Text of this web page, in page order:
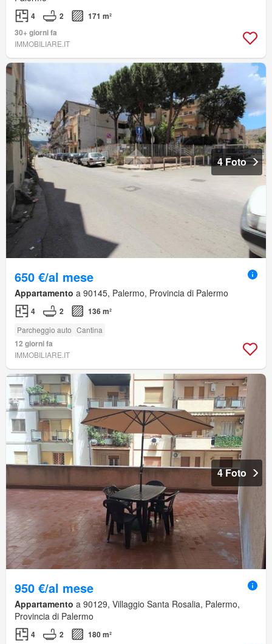
4 2
171 m²
30+ giorni fa
IMMOBILIARE.IT
4 Foto
650 €/al mese
Appartamento a 90145, Palermo, Provincia di Palermo
4 2 136 m²
Parcheggio auto Cantina
12 giorni fa
IMMOBILIARE.IT
4 Foto
950 €/al mese
Appartamento a 90129, Villaggio Santa Rosalia, Palermo,
Provincia di Palermo
4 2
180 m²